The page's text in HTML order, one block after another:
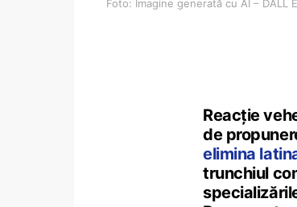
Foto: Imagine generată cu AI – DALL
Reacție
de
elimina
trunchiul